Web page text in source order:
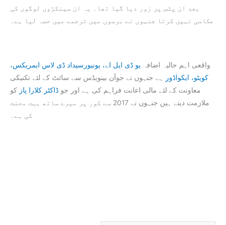
بعد ان پٹس پر زور دیا گیا تھا۔ یہ ان سینکڑوں لوگوں کی
عکاسی نہیں کرتا جنہوں نے برسوں میں ترجمے میں حصہ لیا ہے۔
واقعی اہم حالیہ اضافہ یو ڈی ایل اے، یونیورسیداد ڈی لاس ایمریکس،
کویٹو، ایکواڈور
ہے جنہوں نے جوآن بینویڈس سے سائٹ کے لئے تکنیکی
معاونت کے لئے مالی اعانت فراہم کی ہے اور جو ڈاکٹر کلارا پاز کو
ملازمت دیتے ہیں جنہوں نے 2017 سے کور پر میرے ساتھ بہت محنت
کی ہے۔